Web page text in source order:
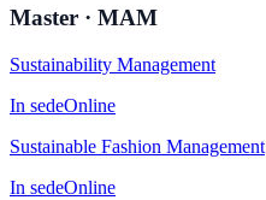
Master · MAM
Sustainability Management
In sedeOnline
Sustainable Fashion Management
In sedeOnline